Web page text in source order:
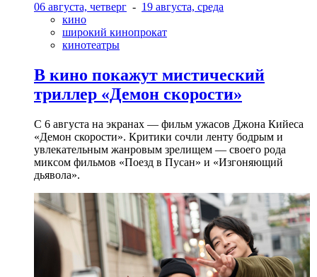
06 августа, четверг - 19 августа, среда
кино
широкий кинопрокат
кинотеатры
В кино покажут мистический
триллер «Демон скорости»
С 6 августа на экранах — фильм ужасов Джона Кийеса
«Демон скорости». Критики сочли ленту бодрым и
увлекательным жанровым зрелищeм — своего рода
миксом фильмов «Поезд в Пусан» и «Изгоняющий
дьявола».